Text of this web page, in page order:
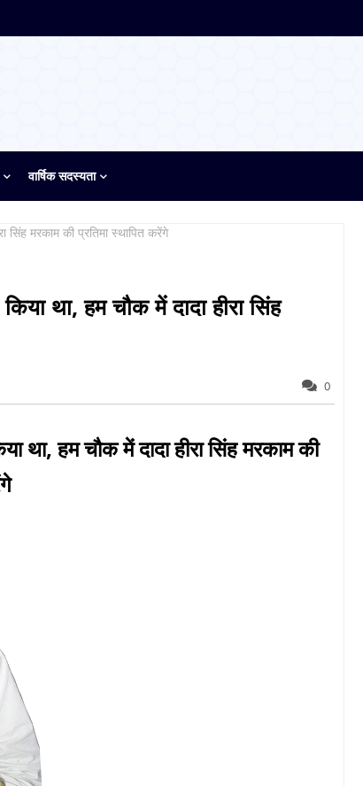
वार्षिक सदस्यता
सिंह मरकाम की प्रतिमा स्थापित करेंगे
था, हम चौक में दादा हीरा सिंह
0
था, हम चौक में दादा हीरा सिंह मरकाम की